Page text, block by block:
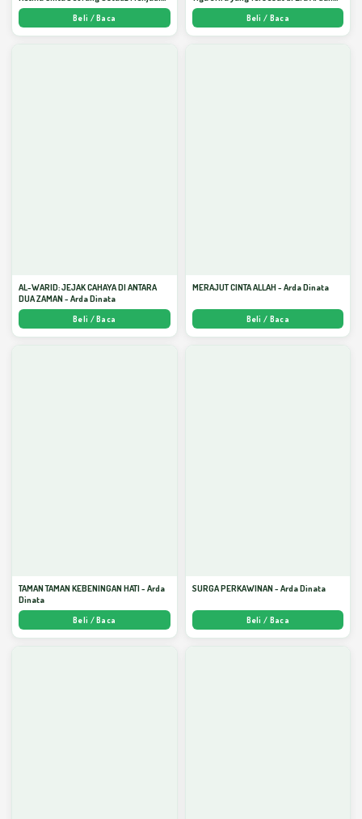
Cermin yang Paling Kejam - Arda
Beli / Baca
Menemukan Jalan Pulang di Bulan
Ramadhan" - Arda Dinata
Beli / Baca
AL-WARID: JEJAK CAHAYA DI ANTARA
DUA ZAMAN - Arda Dinata
Beli / Baca
MERAJUT CINTA ALLAH - Arda Dinata
Beli / Baca
TAMAN TAMAN KEBENINGAN HATI - Arda
Dinata
Beli / Baca
SURGA PERKAWINAN - Arda Dinata
Beli / Baca